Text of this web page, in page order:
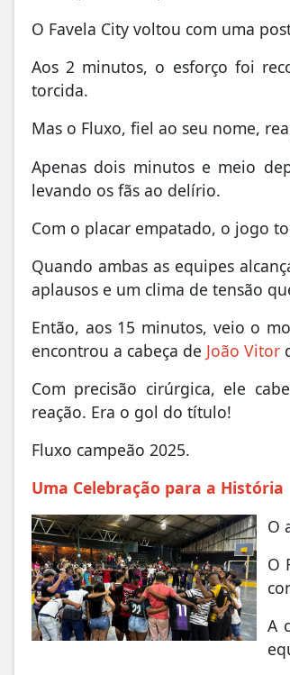
O Favela City voltou com uma
Aos 2 minutos, o esforço foi
torcida.
Mas o Fluxo, fiel ao seu nome,
Apenas dois minutos e meio
levando os fãs ao delírio.
Com o placar empatado, o jogo
Quando ambas as equipes
aplausos e um clima de tensão
Então, aos 15 minutos, veio o
encontrou a cabeça de João Vitor
Com precisão cirúrgica, ele
reação. Era o gol do título!
Fluxo campeão 2025.
Uma Celebração para a História
O
O
A